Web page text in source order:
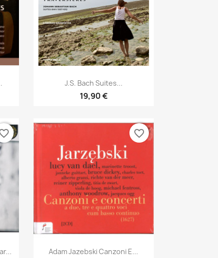
Aperçu rapide
J.S. Bach Suites...
19,90 €
Aperçu rapide
Adam Jazebski Canzoni E...
favorite_border